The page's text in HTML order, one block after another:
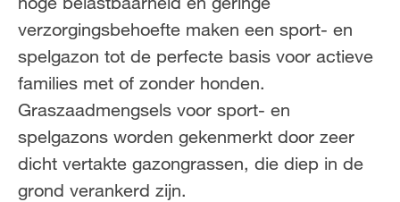
verzorgingsbehoefte maken een sport- en
spelgazon tot de perfecte basis voor actieve
families met of zonder honden.
Graszaadmengsels voor sport- en
spelgazons worden gekenmerkt door zeer
dicht vertakte gazongrassen, die diep in de
grond verankerd zijn.